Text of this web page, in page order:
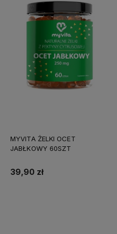
MYVITA ŻELKI OCET
JABŁKOWY 60SZT
39,90 zł